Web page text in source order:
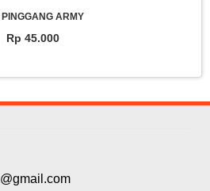
PINGGANG ARMY
Rp 45.000